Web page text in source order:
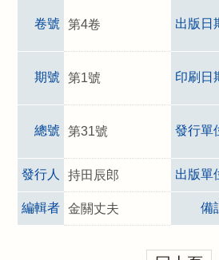
卷號 第4卷 出版日
期號 第1號 印刷日
總號 第31號 發行單
發行人 持田辰郎 出版單
編輯者 金關丈夫 備